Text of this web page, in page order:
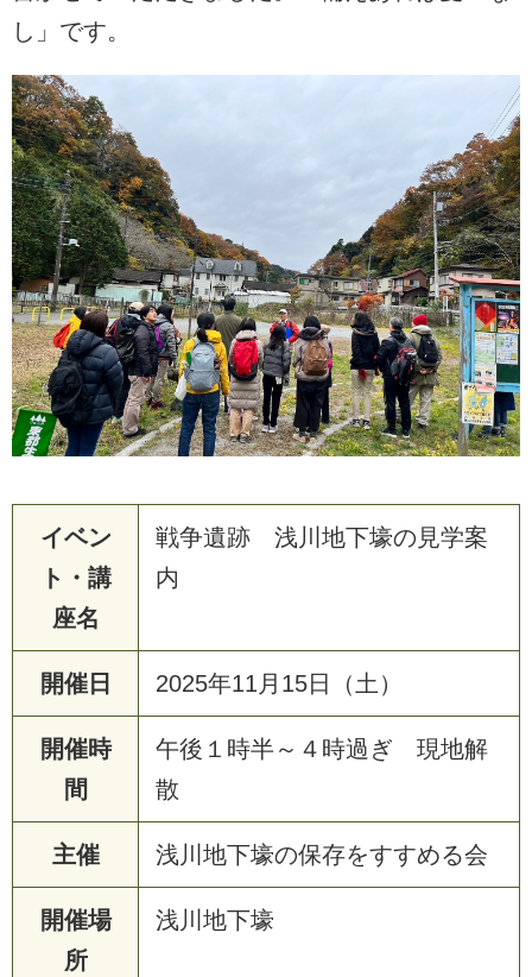
し」です。
イベン
ト・講
座名
戦争遺跡 浅川地下壕の見学案
内
開催日 2025年11月15日（土）
開催時
間
午後１時半～４時過ぎ 現地解
散
主催 浅川地下壕の保存をすすめる会
開催場
所
浅川地下壕